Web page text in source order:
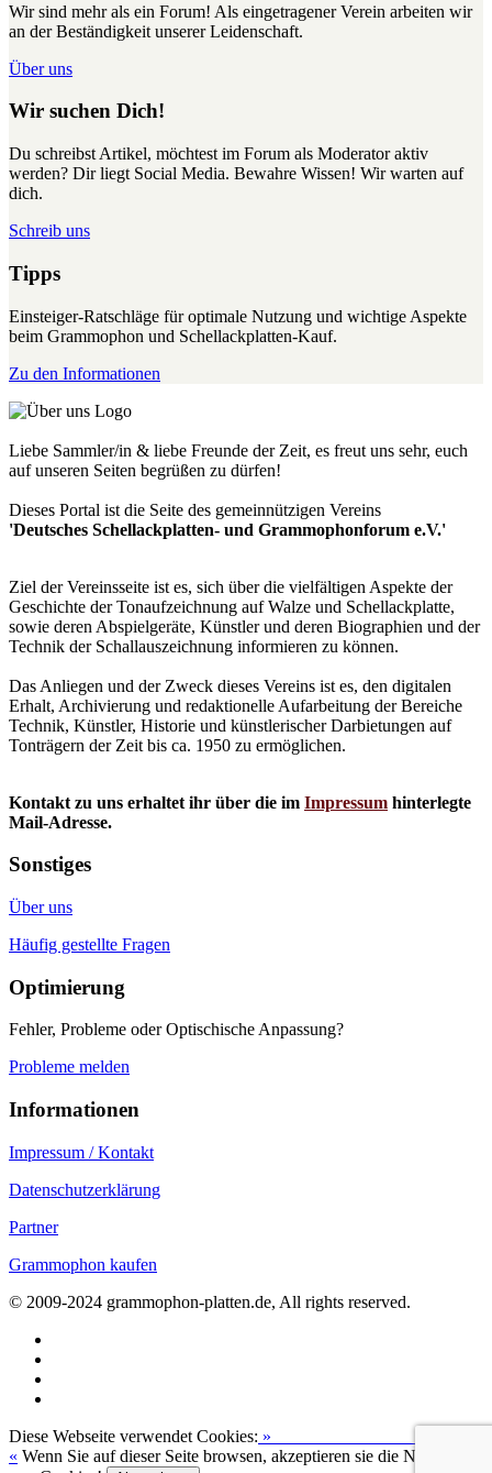
Wir sind mehr als ein Forum! Als eingetragener Verein arbeiten wir
an der Beständigkeit unserer Leidenschaft.
Über uns
Wir suchen Dich!
Du schreibst Artikel, möchtest im Forum als Moderator aktiv
werden? Dir liegt Social Media. Bewahre Wissen! Wir warten auf
dich.
Schreib uns
Tipps
Einsteiger-Ratschläge für optimale Nutzung und wichtige Aspekte
beim Grammophon und Schellackplatten-Kauf.
Zu den Informationen
Liebe Sammler/in & liebe Freunde der Zeit, es freut uns sehr, euch
auf unseren Seiten begrüßen zu dürfen!
Dieses Portal ist die Seite des gemeinnützigen Vereins
'Deutsches Schellackplatten- und Grammophonforum e.V.'
Ziel der Vereinsseite ist es, sich über die vielfältigen Aspekte der
Geschichte der Tonaufzeichnung auf Walze und Schellackplatte,
sowie deren Abspielgeräte, Künstler und deren Biographien und der
Technik der Schallauszeichnung informieren zu können.
Das Anliegen und der Zweck dieses Vereins ist es, den digitalen
Erhalt, Archivierung und redaktionelle Aufarbeitung der Bereiche
Technik, Künstler, Historie und künstlerischer Darbietungen auf
Tonträgern der Zeit bis ca. 1950 zu ermöglichen.
Kontakt zu uns erhaltet ihr über die im Impressum hinterlegte
Mail-Adresse.
Sonstiges
Über uns
Häufig gestellte Fragen
Optimierung
Fehler, Probleme oder Optischische Anpassung?
Probleme melden
Informationen
Impressum / Kontakt
Datenschutzerklärung
Partner
Grammophon kaufen
© 2009-2024 grammophon-platten.de, All rights reserved.
Diese Webseite verwendet Cookies: »
« Wenn Sie auf dieser Seite browsen, akzeptieren sie die Nutzung